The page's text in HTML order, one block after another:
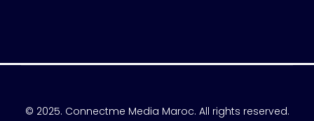
© 2025. Connectme Media Maroc. All rights reserved.